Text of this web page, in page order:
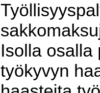
Isolla osalla
työkyvyn